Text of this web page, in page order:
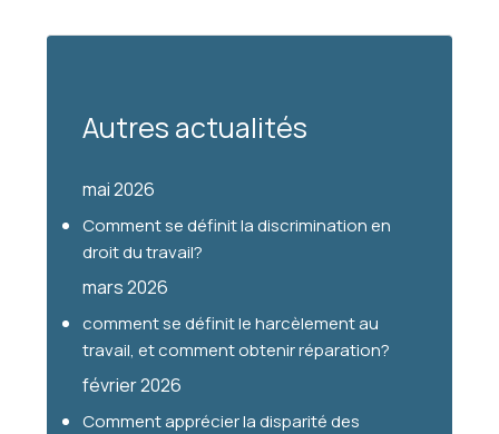
Autres actualités
mai 2026
Comment se définit la discrimination en
droit du travail?
mars 2026
comment se définit le harcèlement au
travail, et comment obtenir réparation?
février 2026
Comment apprécier la disparité des